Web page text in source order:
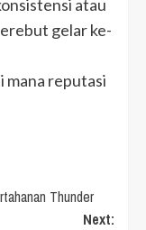
atau
gelar ke-
mana reputasi
Thunder
Next: